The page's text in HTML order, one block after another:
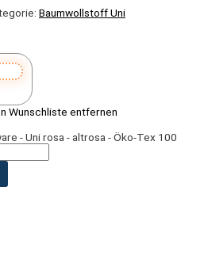
Baumwollstoff Uni
Wunschliste entfernen
- Uni rosa - altrosa - Öko-Tex 100